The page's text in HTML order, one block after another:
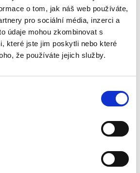
o tom, jak náš web používáte,
pro sociální média, inzerci a
údaje mohou zkombinovat s
které jste jim poskytli nebo které
že používáte jejich služby.
klasický institut civilního
Autor postupně rozebírá
vydání, právní důsledky i
proti němu, přičemž...
pracovního poměru